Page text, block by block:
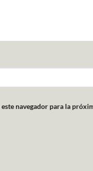
navegador para la